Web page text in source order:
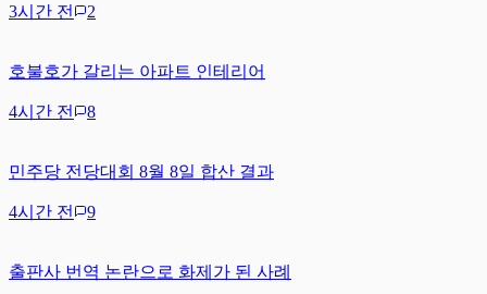
3시간 전 2
호불호가 갈리는 아파트 인테리어
4시간 전 8
민주당 전당대회 8월 8일 합산 결과
4시간 전 9
출판사 번역 논란으로 화제가 된 사례